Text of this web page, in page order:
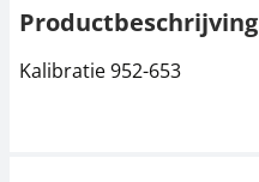
Productbeschrijving
Kalibratie 952-653